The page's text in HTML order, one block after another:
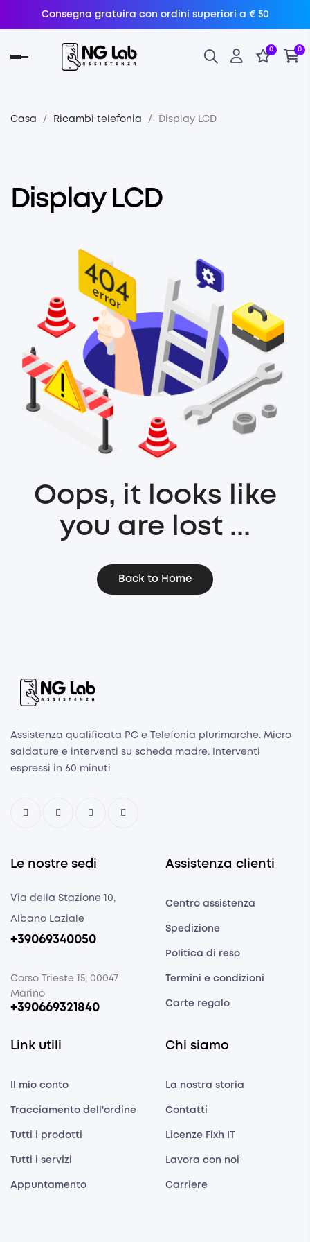
Consegna gratuira con ordini superiori a € 50
navigazione
Toggle
0 0
Casa Ricambi telefonia Display LCD
Display LCD
Oops, it looks like
you are lost ...
Back to Home
Assistenza qualificata PC e Telefonia plurimarche. Micro
saldature e interventi su scheda madre. Interventi
espressi in 60 minuti
Le nostre sedi
Via della Stazione 10,
Albano Laziale
+39069340050
Corso Trieste 15, 00047
Marino
+390669321840
Assistenza clienti
Centro assistenza
Spedizione
Politica di reso
Termini e condizioni
Carte regalo
Link utili
Il mio conto
Tracciamento dell'ordine
Tutti i prodotti
Tutti i servizi
Appuntamento
Chi siamo
La nostra storia
Contatti
Licenze Fixh IT
Lavora con noi
Carriere